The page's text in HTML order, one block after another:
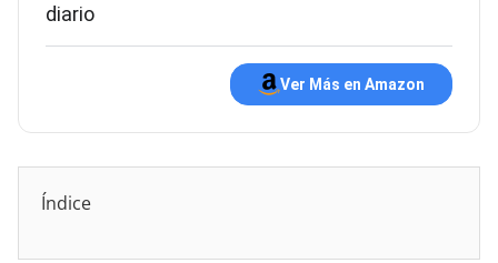
diario
Ver Más en Amazon
Índice